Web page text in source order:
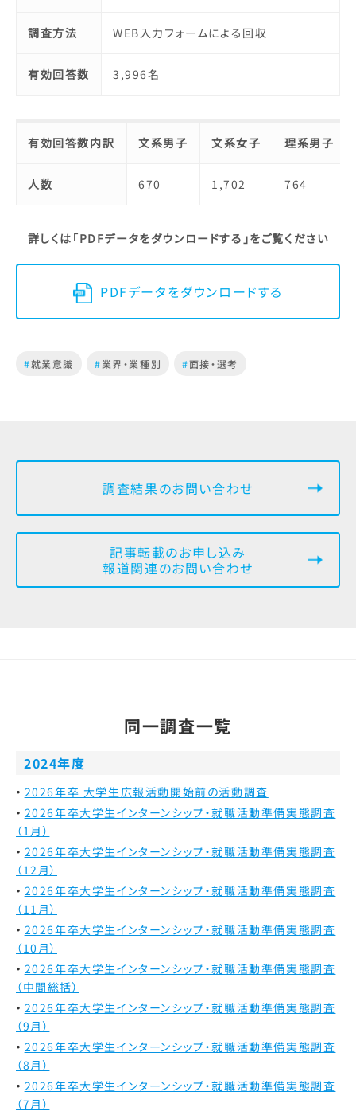
調査方法 WEB入力フォームによる回収
有効回答数 3,996名
有効回答数内訳 文系男子 文系女子 理系男子
人数 670 1,702 764
詳しくは「PDFデータをダウンロードする」をご覧ください
PDFデータをダウンロードする
#就業意識 #業界・業種別 #面接・選考
調査結果のお問い合わせ
記事転載のお申し込み
報道関連のお問い合わせ
同一調査一覧
2024年度
2026年卒 大学生広報活動開始前の活動調査
2026年卒大学生インターンシップ・就職活動準備実態調査
（1月）
2026年卒大学生インターンシップ・就職活動準備実態調査
（12月）
2026年卒大学生インターンシップ・就職活動準備実態調査
（11月）
2026年卒大学生インターンシップ・就職活動準備実態調査
（10月）
2026年卒大学生インターンシップ・就職活動準備実態調査
（中間総括）
2026年卒大学生インターンシップ・就職活動準備実態調査
（9月）
2026年卒大学生インターンシップ・就職活動準備実態調査
（8月）
2026年卒大学生インターンシップ・就職活動準備実態調査
（7月）